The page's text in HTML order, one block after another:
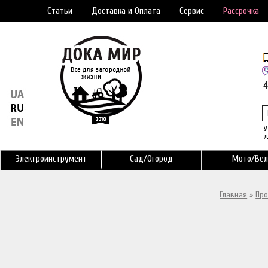
Статьи Доставка и Оплата Сервис Рассрочка
Электроинструмент Сад/Огород Мото/
Главная »